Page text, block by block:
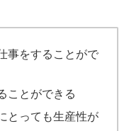
事をすることがで
ことができる
とっても生産性が